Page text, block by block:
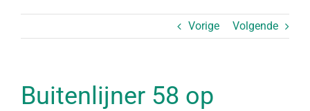
Vorige Volgende
Buitenlijner 58 op